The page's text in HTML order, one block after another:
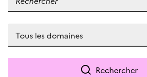
Rechercher